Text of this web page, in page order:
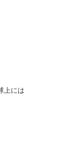
上には